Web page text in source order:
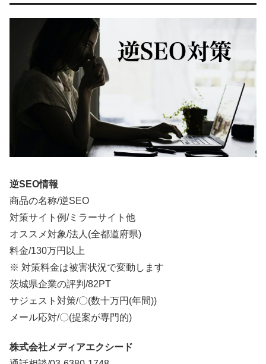
逆SEO情報
商品の名称/逆SEO
対策サイト例/ミラーサイト他
オススメ対象/法人(全都道府県)
料金/130万円以上
※ 対策料金は被害状況で変動します
茨城県企業の評判/82PT
サジェスト対策/〇(数十万円(年間))
メール応対/〇(提案が専門的)
株式会社メディアエクシード